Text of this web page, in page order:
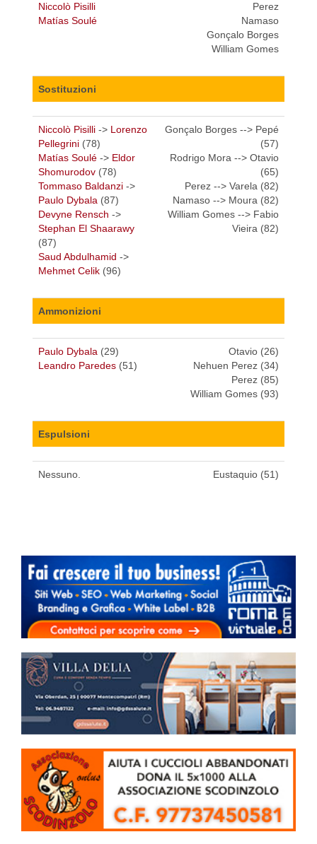
Niccolò Pisilli
Matías Soulé
Perez
Namaso
Gonçalo Borges
William Gomes
Sostituzioni
Niccolò Pisilli -> Lorenzo
Pellegrini (78)
Matías Soulé -> Eldor
Shomurodov (78)
Tommaso Baldanzi ->
Paulo Dybala (87)
Devyne Rensch ->
Stephan El Shaarawy
(87)
Saud Abdulhamid ->
Mehmet Celik (96)
Gonçalo Borges --> Pepé
(57)
Rodrigo Mora --> Otavio
(65)
Perez --> Varela (82)
Namaso --> Moura (82)
William Gomes --> Fabio
Vieira (82)
Ammonizioni
Paulo Dybala (29)
Leandro Paredes (51)
Otavio (26)
Nehuen Perez (34)
Perez (85)
William Gomes (93)
Espulsioni
Nessuno. Eustaquio (51)